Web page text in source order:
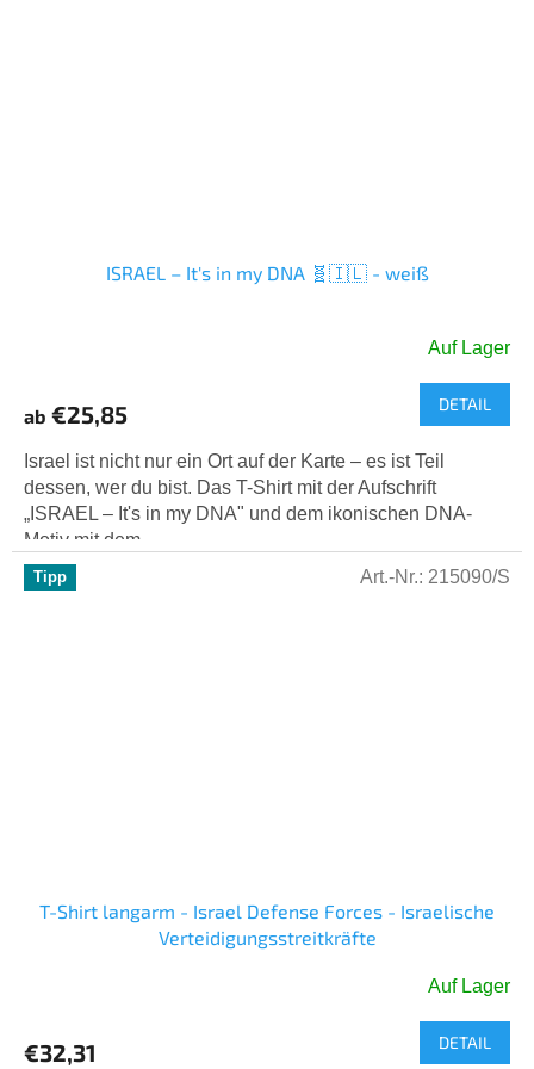
ISRAEL – It's in my DNA 🧬🇮🇱 - weiß
Auf Lager
ab €25,85 DETAIL
Israel ist nicht nur ein Ort auf der Karte – es ist Teil
dessen, wer du bist. Das T-Shirt mit der Aufschrift
„ISRAEL – It's in my DNA" und dem ikonischen DNA-
Motiv mit dem...
Tipp
T-Shirt langarm - Israel Defense Forces - Israelische
Verteidigungsstreitkräfte
Auf Lager
€32,31 DETAIL
Art.-Nr.: 215090/S